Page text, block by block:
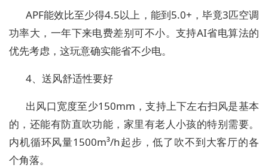
APF能效比至少得4.5以上，能到5.0+，毕竟3匹空调
功率大，一年下来电费差别可不小。支持AI省电算法的
优先考虑，这玩意确实能省不少电。
4、送风舒适性要好
出风口宽度至少150mm，支持上下左右扫风是基本
的，还能有防直吹功能，家里有老人小孩的特别需要。
内机循环风量1500m³/h起步，低了吹不到大客厅的各
个角落。